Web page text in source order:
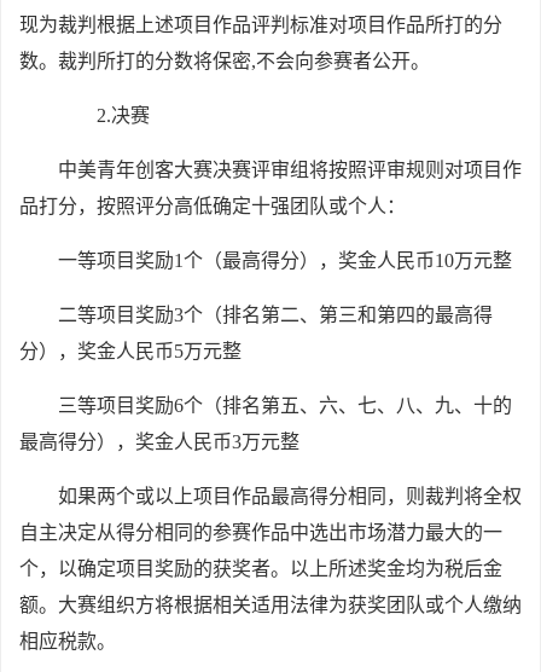
现为裁判根据上述项目作品评判标准对项目作品所打的分
数。裁判所打的分数将保密,不会向参赛者公开。
2.决赛
中美青年创客大赛决赛评审组将按照评审规则对项目作
品打分，按照评分高低确定十强团队或个人：
一等项目奖励1个（最高得分），奖金人民币10万元整
二等项目奖励3个（排名第二、第三和第四的最高得
分），奖金人民币5万元整
三等项目奖励6个（排名第五、六、七、八、九、十的
最高得分），奖金人民币3万元整
如果两个或以上项目作品最高得分相同，则裁判将全权
自主决定从得分相同的参赛作品中选出市场潜力最大的一
个，以确定项目奖励的获奖者。以上所述奖金均为税后金
额。大赛组织方将根据相关适用法律为获奖团队或个人缴纳
相应税款。